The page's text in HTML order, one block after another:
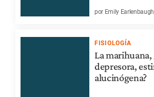
por Emily
FISIOLOGÍA
La marihuana,
depresora,
alucinógena?